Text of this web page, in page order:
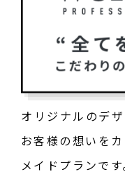
オリジナルのデ
お客様の想いを
メイドプランです